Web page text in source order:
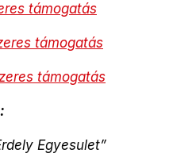
támogatás
támogatás
támogatás
Egyesulet”